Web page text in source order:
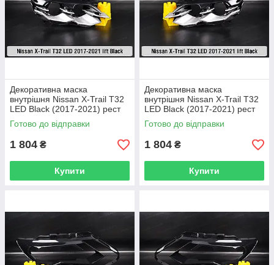
Декоративна маска
внутрішня Nissan X-Trail T32
LED Black (2017-2021) рест
права
Готово до відправки
1 804 ₴
Купити
Декоративна маска
внутрішня Nissan X-Trail T32
LED Black (2017-2021) рест
ліва
Готово до відправки
1 804 ₴
Купити